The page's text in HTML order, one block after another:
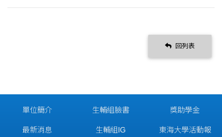
回列表
單位簡介
最新消息
生輔組臉書
生輔組IG
獎助學金
東海大學活動報